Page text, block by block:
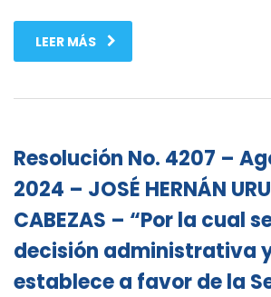
LEER MÁS
Resolución No. 4207 –
2024 – JOSÉ HERNÁN
CABEZAS – “Por la cual
decisión administrativa
establece a favor de la